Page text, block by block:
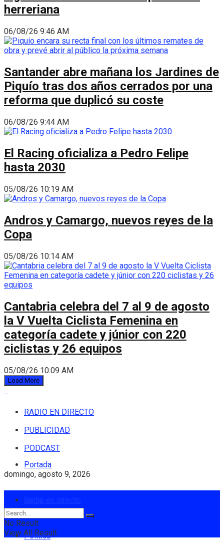
herreriana
06/08/26 9:46 AM
Santander abre mañana los Jardines de
Piquío tras dos años cerrados por una
reforma que duplicó su coste
06/08/26 9:44 AM
El Racing oficializa a Pedro Felipe
hasta 2030
05/08/26 10:19 AM
Andros y Camargo, nuevos reyes de la
Copa
05/08/26 10:14 AM
Cantabria celebra del 7 al 9 de agosto
la V Vuelta Ciclista Femenina en
categoría cadete y júnior con 220
ciclistas y 26 equipos
05/08/26 10:09 AM
Load More
RADIO EN DIRECTO
PUBLICIDAD
PODCAST
domingo, agosto 9, 2026
Portada
Política
No Result
View All Result